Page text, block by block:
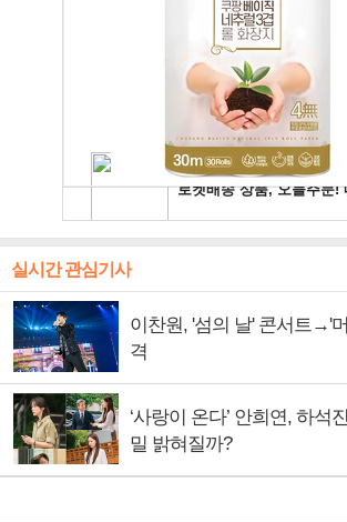
실시간 관심기사
이찬원, '섬의 날' 콘서트→'
격
‘사랑이 온다’ 안희연, 하
밀 밝혀질까?